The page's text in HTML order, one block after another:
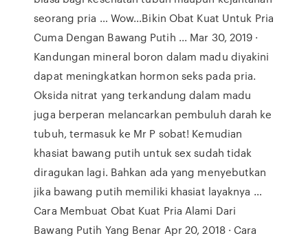
seorang pria … Wow...Bikin Obat Kuat Untuk Pria
Cuma Dengan Bawang Putih ... Mar 30, 2019 ·
Kandungan mineral boron dalam madu diyakini
dapat meningkatkan hormon seks pada pria.
Oksida nitrat yang terkandung dalam madu
juga berperan melancarkan pembuluh darah ke
tubuh, termasuk ke Mr P sobat! Kemudian
khasiat bawang putih untuk sex sudah tidak
diragukan lagi. Bahkan ada yang menyebutkan
jika bawang putih memiliki khasiat layaknya …
Cara Membuat Obat Kuat Pria Alami Dari
Bawang Putih Yang Benar Apr 20, 2018 · Cara